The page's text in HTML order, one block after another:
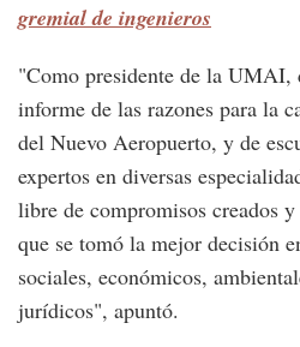
gremial de ingenieros
"Como presidente de la UMAI,
informe de las razones para la
del Nuevo Aeropuerto, y de
expertos en diversas
libre de compromisos creados
que se tomó la mejor decisión
sociales, económicos,
jurídicos", apuntó.